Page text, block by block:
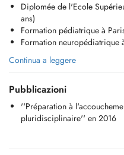
Diplomée de l'Ecole
ans)
Formation pédiatrique à
Formation neuropédiatrique
Continua a leggere
Pubblicazioni
''Préparation à
pluridisciplinaire'' en 2016